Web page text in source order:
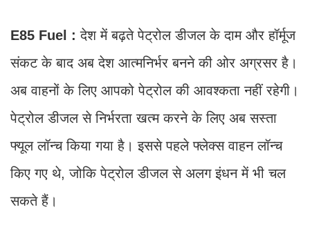
E85 Fuel : देश में बढ़ते पेट्रोल डीजल के दाम और हॉर्मूज
संकट के बाद अब देश आत्मनिर्भर बनने की ओर अग्रसर है।
अब वाहनों के लिए आपको पेट्रोल की आवश्कता नहीं रहेगी।
पेट्रोल डीजल से निर्भरता खत्म करने के लिए अब सस्ता
फ्यूल लॉन्च किया गया है। इससे पहले फ्लेक्स वाहन लॉन्च
किए गए थे, जोकि पेट्रोल डीजल से अलग इंधन में भी चल
सकते हैं।